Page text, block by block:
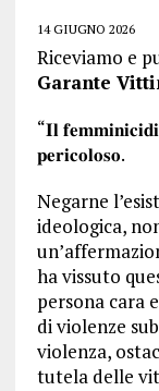
14 GIUGNO 2026
Riceviamo e
Garante
“𝐈𝐥
𝐩𝐞𝐫𝐢𝐜𝐨𝐥𝐨𝐬𝐨.
Negarne
ideologica,
ha vissuto
persona cara
di violenze
violenza,
tutela delle